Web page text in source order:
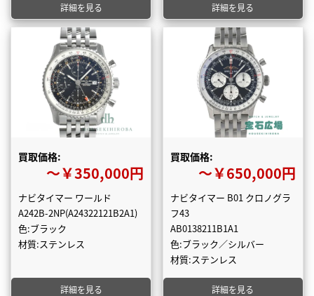
詳細を見る 詳細を見る
買取価格:
〜￥350,000円
ナビタイマー ワールド
A242B-2NP(A24322121B2A1)
色:ブラック
材質:ステンレス
詳細を見る
買取価格:
〜￥650,000円
ナビタイマー B01 クロノグラ
フ43
AB0138211B1A1
色:ブラック／シルバー
材質:ステンレス
詳細を見る